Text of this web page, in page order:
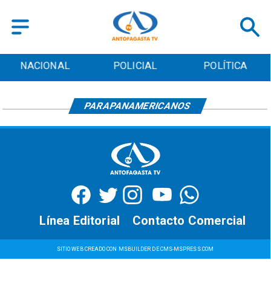
NACIONAL POLICIAL POLÍTICA
PARAPANAMERICANOS
SITIO WEB CREADO CON MSBUILDER DE CMS-MSPRESS.COM
Contacto Comercial
Línea Editorial